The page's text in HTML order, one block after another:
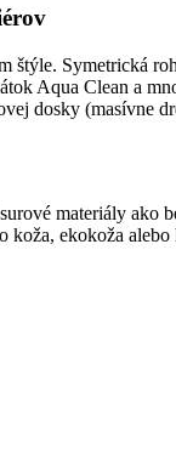
štýle. Symetrická
Aqua Clean a
dosky (masívne
materiály ako
ekokoža